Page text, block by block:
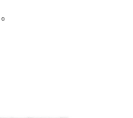
。